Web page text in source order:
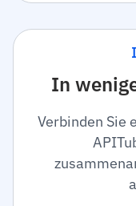
In
Verbinden Sie